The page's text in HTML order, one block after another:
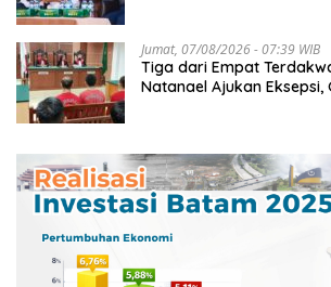
Jumat, 07/08/2026 - 07:39 WIB
Tiga dari Empat
Natanael Ajukan